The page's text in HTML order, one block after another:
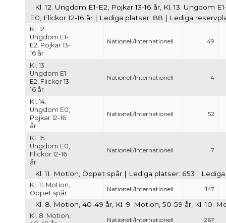
Kl. 12. Ungdom E1-E2, Pojkar 13-16 år, Kl. 13. Ungdom
E0, Flickor 12-16 år | Lediga platser: 88 | Lediga
Kl. 12.
Ungdom E1-
E2, Pojkar 13-
16 år
Nationell/Internationell 49
Kl. 13.
Ungdom E1-
E2, Flickor 13-
16 år
Nationell/Internationell 4
Kl. 14.
Ungdom E0,
Pojkar 12-16
år
Nationell/Internationell 52
Kl. 15.
Ungdom E0,
Flickor 12-16
år
Nationell/Internationell 7
Kl. 11. Motion, Öppet spår | Lediga platser: 653 |
Kl. 11. Motion,
Öppet spår
Nationell/Internationell 147
Kl. 8. Motion, 40-49 år, Kl. 9. Motion, 50-59 år, Kl. 10.
Kl. 8. Motion,
Nationell/Internationell 267